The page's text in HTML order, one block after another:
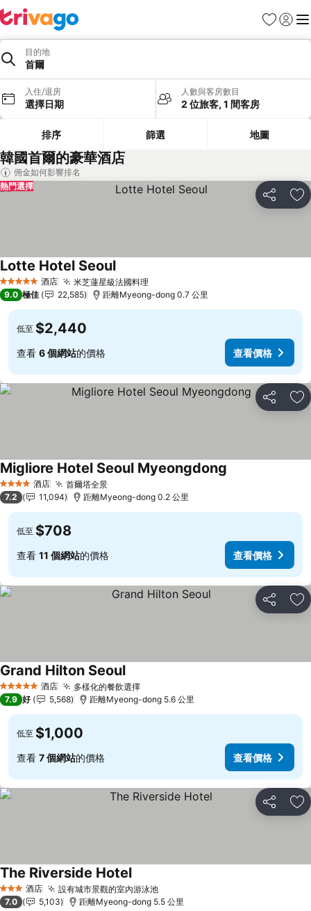
收藏夾
登入 選
目的地
首爾
入住/退房
選擇日期
人數與客房數目
2 位旅客, 1 間客房
排序 篩選 地圖
韓國首爾的豪華酒店
佣金如何影響排名
分享 放
熱門選擇
5 星級 酒店 米芝蓮星級法國料理
Lotte Hotel Seoul
9.0 極佳 22,585 距離Myeong-dong 0.7 公里
低至 $2,440
查看 6 個網站的價格 查看價格
分享 放
4 星級 酒店 首爾塔全景
Migliore Hotel Seoul Myeongdong
7.2 11,094 距離Myeong-dong 0.2 公里
低至 $708
查看 11 個網站的價格 查看價格
分享 放
5 星級 酒店 多樣化的餐飲選擇
Grand Hilton Seoul
7.9 好 5,568 距離Myeong-dong 5.6 公里
低至 $1,000
查看 7 個網站的價格 查看價格
分享 放
3 星級 酒店 設有城市景觀的室內游泳池
The Riverside Hotel
7.0 5,103 距離Myeong-dong 5.5 公里